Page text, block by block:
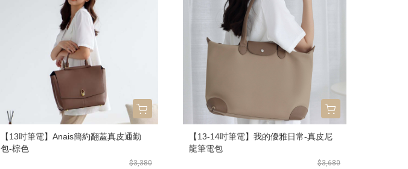
【13吋筆電】Anais簡約翻蓋真皮通勤
包-棕色
$3,380
【13-14吋筆電】我的優雅日常-真皮尼
龍筆電包
$3,680